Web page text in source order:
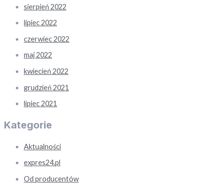
sierpień 2022
lipiec 2022
czerwiec 2022
maj 2022
kwiecień 2022
grudzień 2021
lipiec 2021
Kategorie
Aktualności
expres24.pl
Od producentów